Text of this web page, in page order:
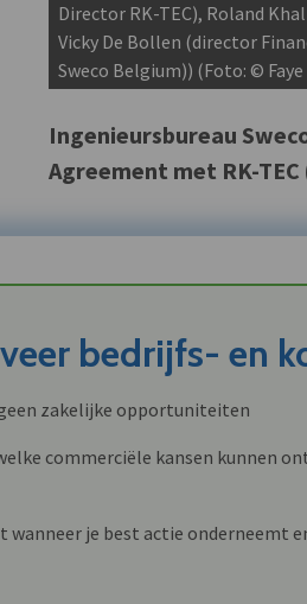
Director RK-TEC), Roland
Vicky De Bollen (director
Sweco Belgium)) (Foto: ©
Ingenieursbureau
Agreement met RK-
bedrijfs- en
zakelijke opportuniteiten
commerciële kansen kunnen
wanneer je best actie onderneemt